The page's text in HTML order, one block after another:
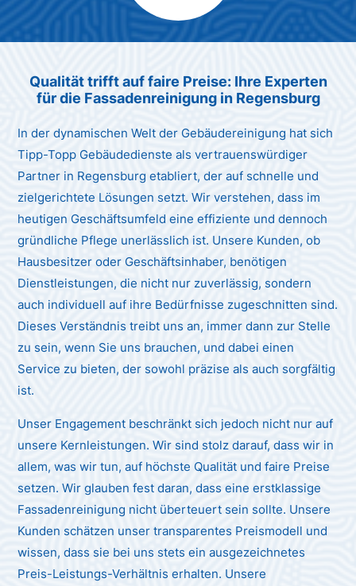
Max Mustermann
Qualität trifft auf faire Preise: Ihre Experten
für die Fassadenreinigung in Regensburg
In der dynamischen Welt der Gebäudereinigung hat sich
Tipp-Topp Gebäudedienste als vertrauenswürdiger
Partner in Regensburg etabliert, der auf schnelle und
zielgerichtete Lösungen setzt. Wir verstehen, dass im
heutigen Geschäftsumfeld eine effiziente und dennoch
gründliche Pflege unerlässlich ist. Unsere Kunden, ob
Hausbesitzer oder Geschäftsinhaber, benötigen
Dienstleistungen, die nicht nur zuverlässig, sondern
auch individuell auf ihre Bedürfnisse zugeschnitten sind.
Dieses Verständnis treibt uns an, immer dann zur Stelle
zu sein, wenn Sie uns brauchen, und dabei einen
Service zu bieten, der sowohl präzise als auch sorgfältig
ist.
Unser Engagement beschränkt sich jedoch nicht nur auf
unsere Kernleistungen. Wir sind stolz darauf, dass wir in
allem, was wir tun, auf höchste Qualität und faire Preise
setzen. Wir glauben fest daran, dass eine erstklassige
Fassadenreinigung nicht überteuert sein sollte. Unsere
Kunden schätzen unser transparentes Preismodell und
wissen, dass sie bei uns stets ein ausgezeichnetes
Preis-Leistungs-Verhältnis erhalten. Unsere